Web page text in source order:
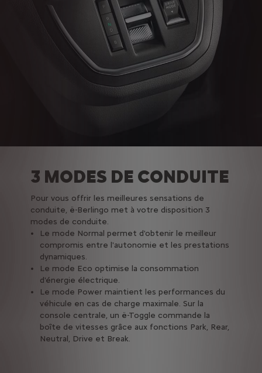
3 MODES DE CONDUITE
Pour vous offrir les meilleures sensations de
conduite, ë-Berlingo met à votre disposition 3
modes de conduite.
Le mode Normal permet d'obtenir le meilleur
compromis entre l'autonomie et les prestations
dynamiques.
Le mode Eco optimise la consommation
d'énergie électrique.
Le mode Power maintient les performances du
véhicule en cas de charge maximale. Sur la
console centrale, un ë-Toggle commande la
boîte de vitesses grâce aux fonctions Park, Rear,
Neutral, Drive et Break.